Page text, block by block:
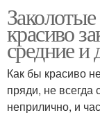
красиво
средние
Как бы красиво
пряди, не всегда
неприлично, и